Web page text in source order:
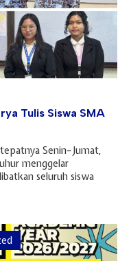
Tulis Siswa SMA
Senin–Jumat,
menggelar
seluruh siswa